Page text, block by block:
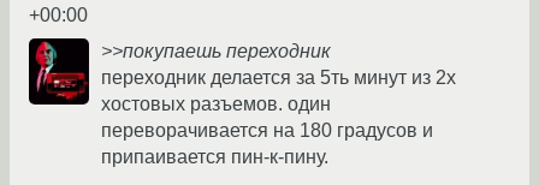
+00:00
>>покупаешь переходник
переходник делается за 5ть минут из 2х
хостовых разъемов. один
переворачивается на 180 градусов и
припаивается пин-к-пину.